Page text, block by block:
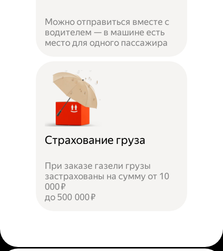
Можно отправиться вместе с
водителем — в машине есть
место для одного пассажира
Страхование груза
При заказе газели грузы
застрахованы на сумму от 10
000 ₽
до 500 000 ₽